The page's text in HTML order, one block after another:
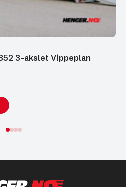
3-akslet Vippeplan